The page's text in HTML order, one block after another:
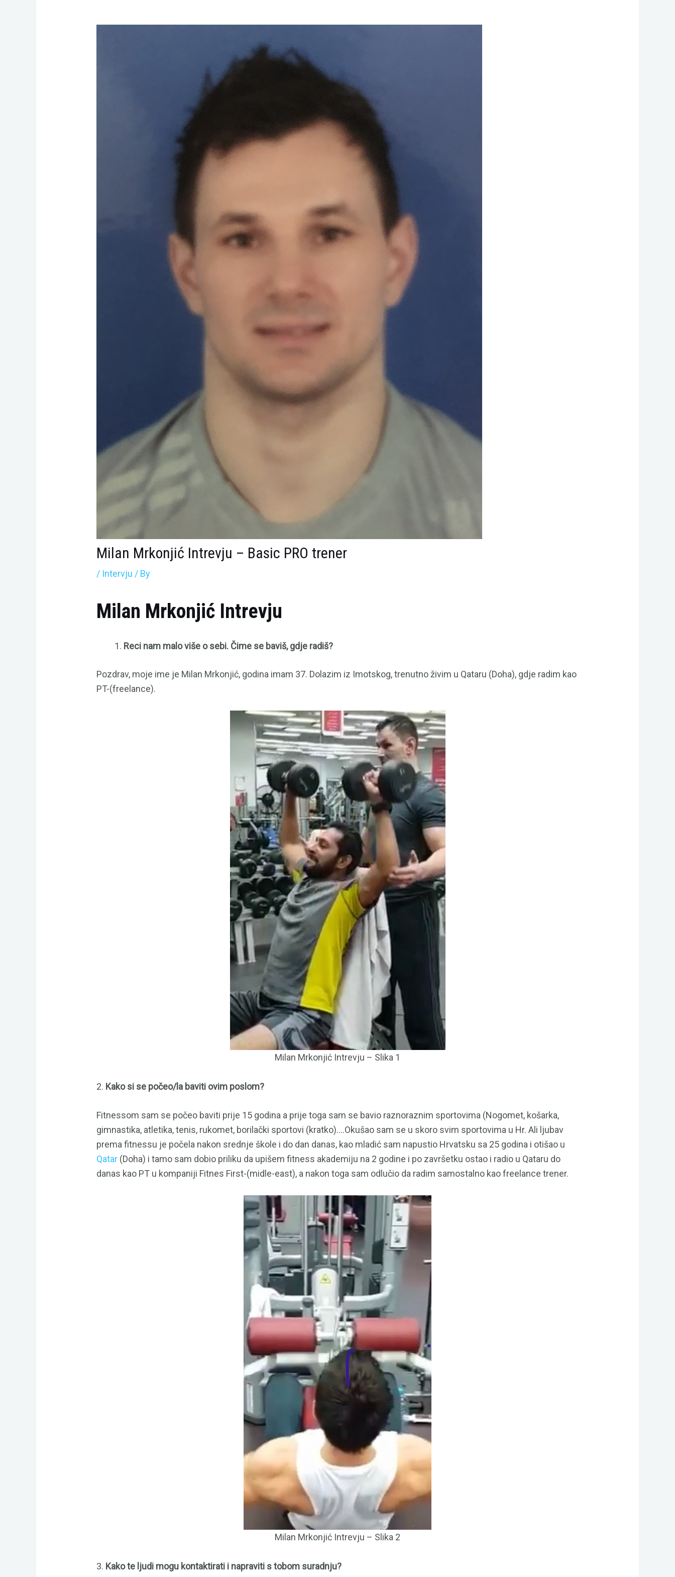
Milan Mrkonjić Intrevju – Basic PRO trener
/ Intervju / By
Milan Mrkonjić Intrevju
Reci nam malo više o sebi. Čime se baviš, gdje radiš?
Pozdrav, moje ime je Milan Mrkonjić, godina imam 37. Dolazim iz Imotskog, trenutno živim u Qataru (Doha), gdje radim kao
PT-(freelance).
Milan Mrkonjić Intrevju – Slika 1
2. Kako si se počeo/la baviti ovim poslom?
Fitnessom sam se počeo baviti prije 15 godina a prije toga sam se bavio raznoraznim sportovima (Nogomet, košarka,
gimnastika, atletika, tenis, rukomet, borilački sportovi (kratko)….Okušao sam se u skoro svim sportovima u Hr. Ali ljubav
prema fitnessu je počela nakon srednje škole i do dan danas, kao mladić sam napustio Hrvatsku sa 25 godina i otišao u
Qatar (Doha) i tamo sam dobio priliku da upišem fitness akademiju na 2 godine i po završetku ostao i radio u Qataru do
danas kao PT u kompaniji Fitnes First-(midle-east), a nakon toga sam odlučio da radim samostalno kao freelance trener.
Milan Mrkonjić Intrevju – Slika 2
3. Kako te ljudi mogu kontaktirati i napraviti s tobom suradnju?